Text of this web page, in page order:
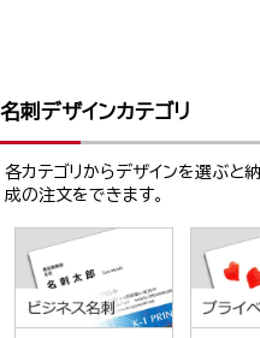
名刺デザインカテゴリ
各カテゴリからデザインを選ぶと
成の注文をできます。